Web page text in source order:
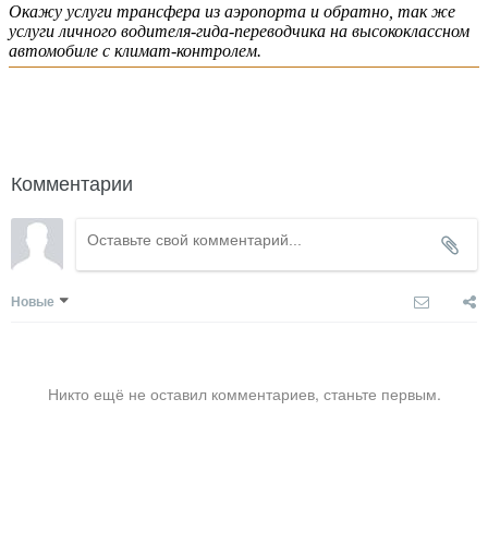
Окажу услуги трансфера из аэропорта и обратно, так же
услуги личного водителя-гида-переводчика на высококлассном
автомобиле с климат-контролем.
Комментарии
Новые
Никто ещё не оставил комментариев, станьте первым.